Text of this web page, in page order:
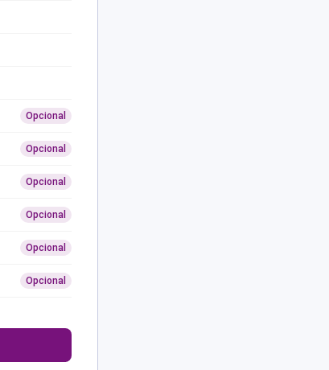
Opcional
Opcional
Opcional
Opcional
Opcional
Opcional